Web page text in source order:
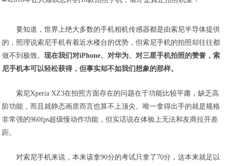
要知道，世界上绝大多数的手机相机传感器都是由索尼半导体提供
的，照理说索尼手机有着近水楼台的优势，但索尼手机的拍照却往往都
做不到极致。现在我们对iPhone、对华为、对三星手机拍照的赞誉，索
尼手机本可以轻松获得，但事实却不如我们想象的那样。
索尼Xperia XZ3在拍照方面存在的问题在于功能比较平庸，缺乏高
阶功能，而且就静态画质而言也算不上顶尖。唯一拿得出手的就是规格
非常强的960fps超级慢动作功能，但实话说在体验上无法和友商拉开差
距。
对索尼手机来说，本来该拿90分的考试只拿了70分，这本来就足以